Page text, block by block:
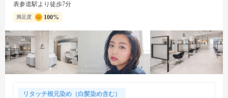
表参道駅より徒歩7分
満足度 100%
リタッチ根元染め（白髪染め含む）